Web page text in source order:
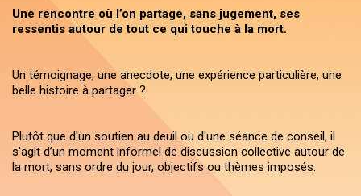
Une rencontre où l’on partage, sans jugement, ses
ressentis autour de tout ce qui touche à la mort.
Un témoignage, une anecdote, une expérience particulière, une
belle histoire à partager ?
Plutôt que d'un soutien au deuil ou d'une séance de conseil, il
s'agit d’un moment informel de discussion collective autour de
la mort, sans ordre du jour, objectifs ou thèmes imposés.